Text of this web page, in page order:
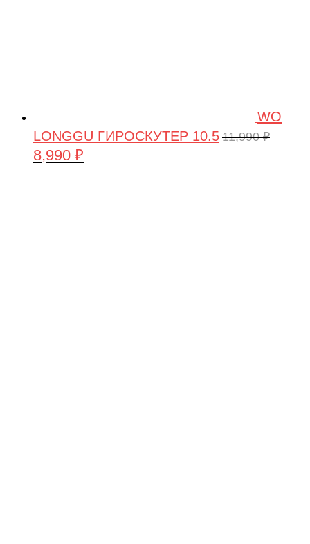
WO
LONGGU ГИРОСКУТЕР 10.5 11,990₽
Первоначальная
8,990 ₽